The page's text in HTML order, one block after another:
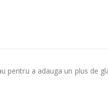
pentru a adauga un plus de